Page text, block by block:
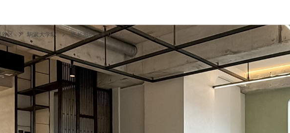
区 駒沢大学駅 光と風のストリーム